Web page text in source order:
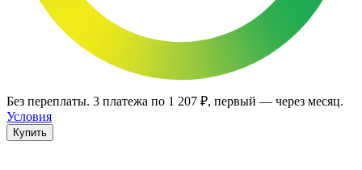
Без переплаты. 3 платежа по 1 207 ₽, первый — через месяц.
Условия
Купить